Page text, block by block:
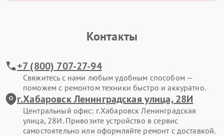
Контакты
+7 (800) 707-27-94
Свяжитесь с нами любым удобным способом —
поможем с ремонтом техники быстро и аккуратно.
г.Хабаровск Ленинградская улица, 28И
Центральный офис: г.Хабаровск Ленинградская
улица, 28И. Привозите устройство в сервис
самостоятельно или оформляйте ремонт с доставкой.